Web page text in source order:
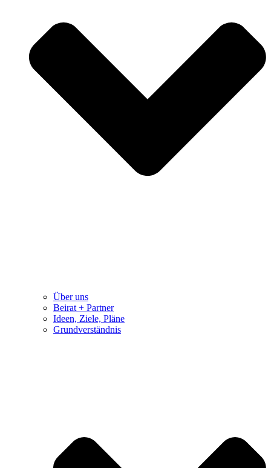
Über uns
Beirat + Partner
Ideen, Ziele, Pläne
Grundverständnis